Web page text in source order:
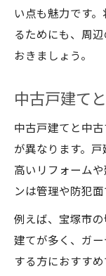
い点も魅力です
るためにも、周
おきましょう。
中古戸建て
中古戸建てと中
が異なります。
高いリフォーム
ンは管理や防犯面
例えば、宝塚市
建てが多く、ガ
する方におすす